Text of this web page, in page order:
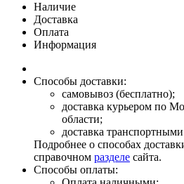
Наличие
Доставка
Оплата
Информация
Способы доставки:
самовывоз (бесплатно);
доставка курьером по
области;
доставка
Подробнее о способах
справочном разделе сайта.
Способы оплаты: